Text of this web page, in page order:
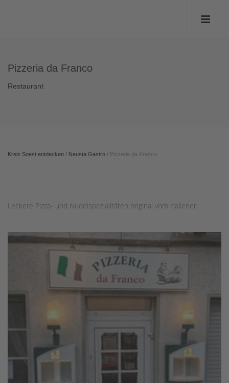
Pizzeria da Franco
Restaurant
Kreis Soest entdecken / Neusta Gastro / Pizzeria da Franco
Leckere Pizza- und Nudelspezialitäten original vom Italiener.